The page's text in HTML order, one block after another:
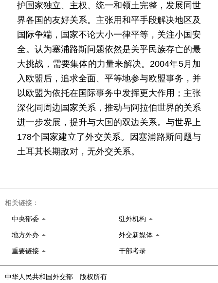
护国家独立、主权、统一和领土完整，发展同世
界各国的友好关系。主张用和平手段解决地区及
国际争端，国家不论大小一律平等，关注小国安
全。认为塞浦路斯问题依然是关乎民族存亡的最
大挑战，需要集体的力量来解决。2004年5月加
入欧盟后，追求全面、平等地参与欧盟事务，并
以欧盟为依托在国际事务中发挥更大作用；主张
深化同周边国家关系，推动与阿拉伯世界的关系
进一步发展，提升与大国的双边关系。与世界上
178个国家建立了外交关系。因塞浦路斯问题与
土耳其长期敌对，无外交关系。
相关链接：
中央部委 驻外机构
地方外办 外交新媒体
重要链接 干部考录
中华人民共和国外交部 版权所有